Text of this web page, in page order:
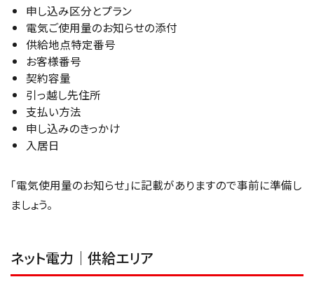
申し込み区分とプラン
電気ご使用量のお知らせの添付
供給地点特定番号
お客様番号
契約容量
引っ越し先住所
支払い方法
申し込みのきっかけ
入居日
「電気使用量のお知らせ」に記載がありますので事前に準備し
ましょう。
ネット電力｜供給エリア